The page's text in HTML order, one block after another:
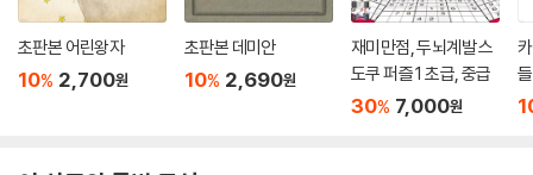
초판본 어린왕자
10% 2,700원
초판본 데미안
10% 2,690원
재미만점, 두뇌계발 스
도쿠 퍼즐 1 초급, 중급
30% 7,000원